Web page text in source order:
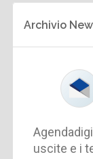
Archivio
uscite e i